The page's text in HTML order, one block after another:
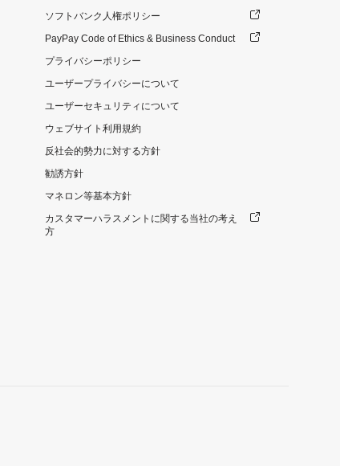
ソフトバンク人権ポリシー
PayPay Code of Ethics & Business Conduct
プライバシーポリシー
ユーザープライバシーについて
ユーザーセキュリティについて
ウェブサイト利用規約
反社会的勢力に対する方針
勧誘方針
マネロン等基本方針
カスタマーハラスメントに関する当社の考え
方